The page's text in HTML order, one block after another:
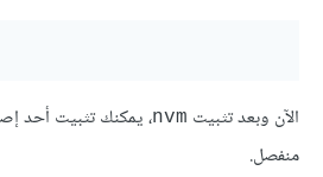
الآن وبعد تثبيت nvm
منفصل.